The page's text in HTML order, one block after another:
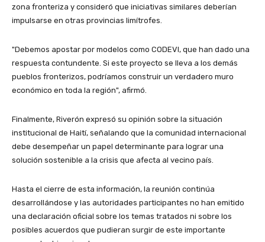
zona fronteriza y consideró que iniciativas similares deberían
impulsarse en otras provincias limítrofes.
"Debemos apostar por modelos como CODEVI, que han dado una
respuesta contundente. Si este proyecto se lleva a los demás
pueblos fronterizos, podríamos construir un verdadero muro
económico en toda la región", afirmó.
Finalmente, Riverón expresó su opinión sobre la situación
institucional de Haití, señalando que la comunidad internacional
debe desempeñar un papel determinante para lograr una
solución sostenible a la crisis que afecta al vecino país.
Hasta el cierre de esta información, la reunión continúa
desarrollándose y las autoridades participantes no han emitido
una declaración oficial sobre los temas tratados ni sobre los
posibles acuerdos que pudieran surgir de este importante